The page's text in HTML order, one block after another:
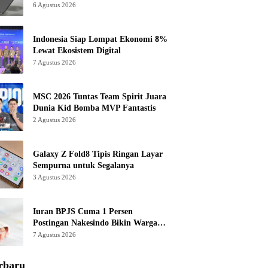
6 Agustus 2026
Indonesia Siap Lompat Ekonomi 8%
Lewat Ekosistem Digital
7 Agustus 2026
MSC 2026 Tuntas Team Spirit Juara
Dunia Kid Bomba MVP Fantastis
2 Agustus 2026
Galaxy Z Fold8 Tipis Ringan Layar
Sempurna untuk Segalanya
3 Agustus 2026
Iuran BPJS Cuma 1 Persen
Postingan Nakesindo Bikin Warganet
Murka
7 Agustus 2026